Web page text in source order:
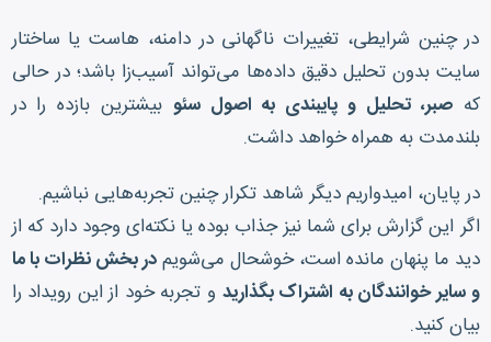
در چنین شرایطی، تغییرات ناگهانی در دامنه، هاست یا ساختار
سایت بدون تحلیل دقیق داده‌ها می‌تواند آسیب‌زا باشد؛ در حالی
کهصبر، تحلیل و پایبندی به اصول سئو بیشترین بازده را در
بلندمدت به همراه خواهد داشت.
در پایان، امیدواریم دیگر شاهد تکرار چنین تجربه‌هایی نباشیم.
اگر این گزارش برای شما نیز جذاب بوده یا نکته‌ای وجود دارد که از
دید ما پنهان مانده است، خوشحال می‌شویمدر بخش نظرات با ما
و سایر خوانندگان به اشتراک بگذارید و تجربه خود از این رویداد را
بیان کنید.